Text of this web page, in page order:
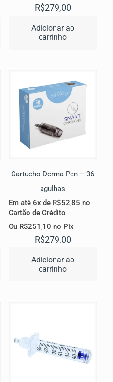
R$279,00
Adicionar ao
carrinho
Cartucho Derma Pen – 36
agulhas
Em até 6x de R$52,85 no
Cartão de Crédito
Ou R$251,10 no Pix
R$279,00
Adicionar ao
carrinho